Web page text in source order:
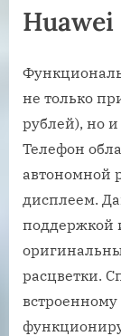
не только
рублей), но
Телефон
автономной
дисплеем.
поддержкой
расцветки.